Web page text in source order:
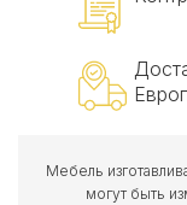
Мебель
могут быть